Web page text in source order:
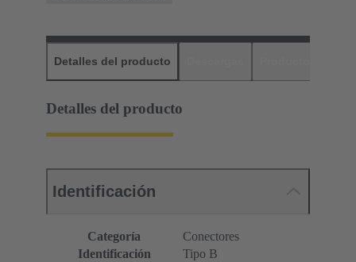
Detalles del producto
Detalles del producto
Identificación
Categoría
Conectores
Identificación
Tipo B